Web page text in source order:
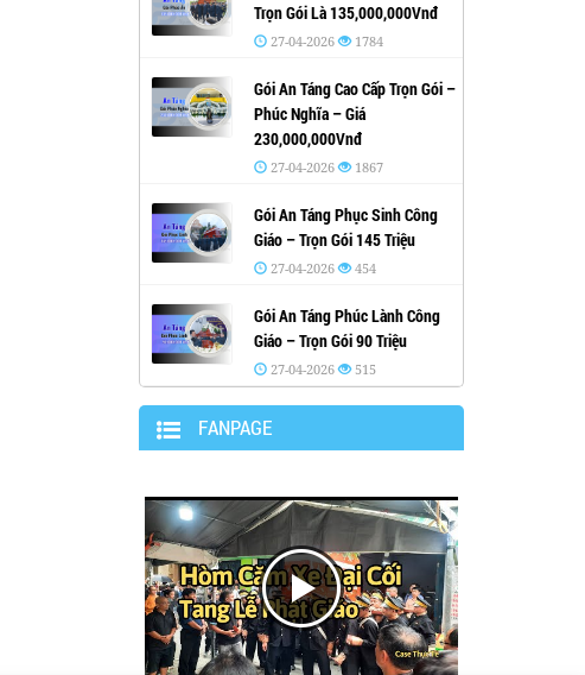
Trọn Gói Là 135,000,000Vnđ
27-04-2026 1784
Gói An Táng Cao Cấp Trọn Gói –
Phúc Nghĩa – Giá
230,000,000Vnđ
27-04-2026 1867
Gói An Táng Phục Sinh Công
Giáo – Trọn Gói 145 Triệu
27-04-2026 454
Gói An Táng Phúc Lành Công
Giáo – Trọn Gói 90 Triệu
27-04-2026 515
FANPAGE